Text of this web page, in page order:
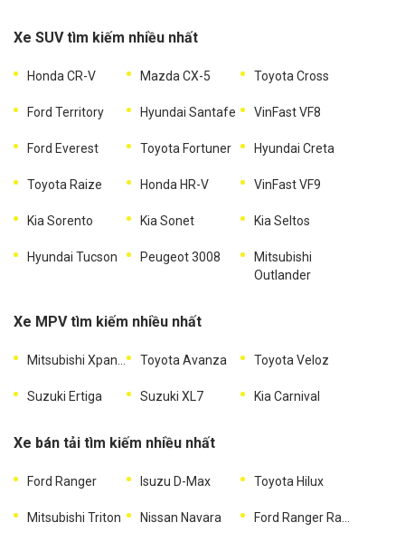
Xe SUV tìm kiếm nhiều nhất
Honda CR-V Mazda CX-5 Toyota Cross
Ford Territory Hyundai Santafe VinFast VF8
Ford Everest Toyota Fortuner Hyundai Creta
Toyota Raize Honda HR-V VinFast VF9
Kia Sorento Kia Sonet Kia Seltos
Hyundai Tucson Peugeot 3008
Mitsubishi
Outlander
Xe MPV tìm kiếm nhiều nhất
Mitsubishi Xpander Toyota Avanza Toyota Veloz
Suzuki Ertiga Suzuki XL7 Kia Carnival
Xe bán tải tìm kiếm nhiều nhất
Ford Ranger Isuzu D-Max Toyota Hilux
Mitsubishi Triton Nissan Navara Ford Ranger Raptor